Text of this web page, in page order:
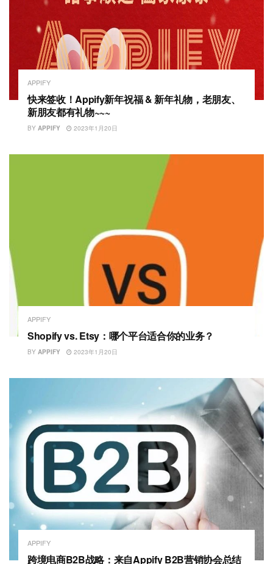
APPIFY
快来签收！Appify新年祝福 & 新年礼物，老朋友、
新朋友都有礼物~~~
BY APPIFY 2023年1月20日
APPIFY
Shopify vs. Etsy：哪个平台适合你的业务？
BY APPIFY 2023年1月20日
APPIFY
跨境电商B2B战略：来自Appify B2B营销协会总结